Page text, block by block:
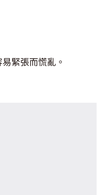
緊張而慌亂。